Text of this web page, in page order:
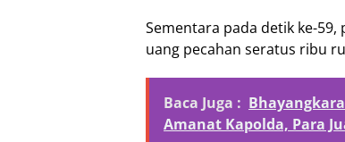
Sementara pada detik ke-
uang pecahan seratus ribu
Baca Juga :
Amanat Kapolda, Para